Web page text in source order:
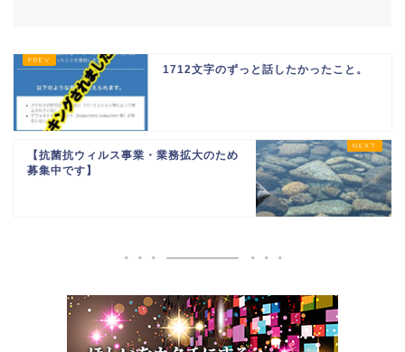
1712文字のずっと話したかったこと。
【抗菌抗ウィルス事業・業務拡大のため
募集中です】